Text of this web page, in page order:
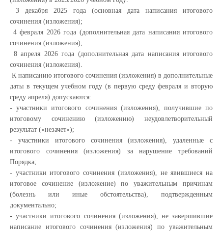
3 декабря 2025 года (основная дата написания итогового
сочинения (изложения);
4 февраля 2026 года (дополнительная дата написания итогового
сочинения (изложения);
8 апреля 2026 года (дополнительная дата написания итогового
сочинения (изложения).
К написанию итогового сочинения (изложения) в дополнительные
даты в текущем учебном году (в первую среду февраля и вторую
среду апреля) допускаются:
- участники итогового сочинения (изложения), получившие по
итоговому сочинению (изложению) неудовлетворительный
результат («незачет»);
- участники итогового сочинения (изложения), удаленные с
итогового сочинения (изложения) за нарушение требований
Порядка;
- участники итогового сочинения (изложения), не явившиеся на
итоговое сочинение (изложение) по уважительным причинам
(болезнь или иные обстоятельства), подтвержденным
документально;
- участники итогового сочинения (изложения), не завершившие
написание итогового сочинения (изложения) по уважительным